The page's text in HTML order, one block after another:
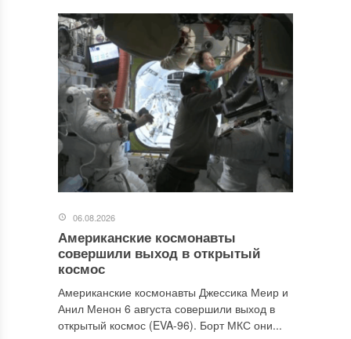
06.08.2026
Американские космонавты
совершили выход в открытый
космос
Американские космонавты Джессика Меир и
Анил Менон 6 августа совершили выход в
открытый космос (EVA-96). Борт МКС они...